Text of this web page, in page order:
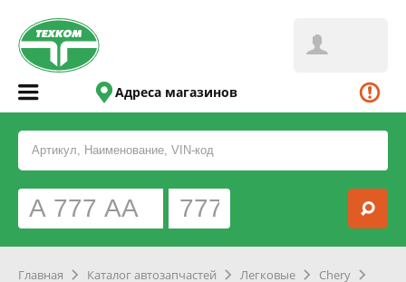
Адреса магазинов
Главная Каталог автозапчастей Легковые
Chery